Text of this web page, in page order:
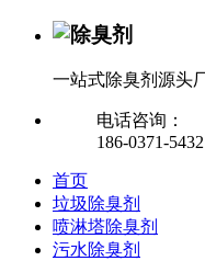
一站式除臭剂源头
电话咨询：
186-0371-5432
首页
垃圾除臭剂
喷淋塔除臭剂
污水除臭剂